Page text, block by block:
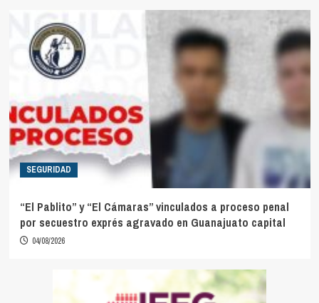
SEGURIDAD
“El Pablito” y “El Cámaras” vinculados a proceso penal
por secuestro exprés agravado en Guanajuato capital
04/08/2026